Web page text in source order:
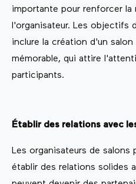
importante pour renforcer la
l'organisateur. Les objectifs
inclure la création d'un
mémorable, qui attire
participants.
Établir des relations avec
Les organisateurs de salons
établir des relations solides